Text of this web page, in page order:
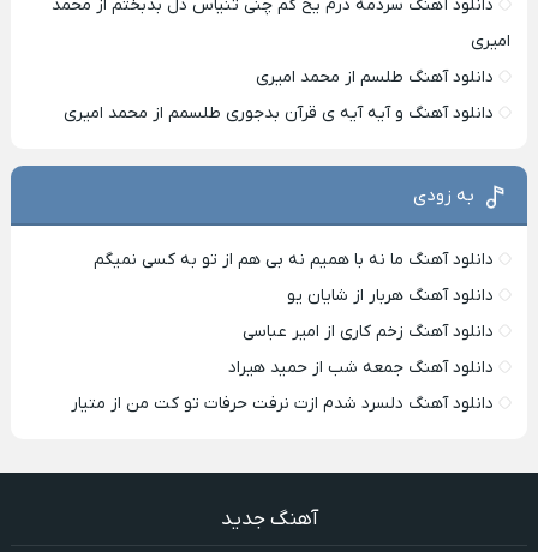
دانلود آهنگ سردمه درم یخ کم چنی تنیاس دل بدبختم از محمد
امیری
دانلود آهنگ طلسم از محمد امیری
دانلود آهنگ و آیه آیه ی قرآن بدجوری طلسمم از محمد امیری
به زودی
دانلود آهنگ ما نه با همیم نه بی هم از تو به کسی نمیگم
دانلود آهنگ هربار از شایان یو
دانلود آهنگ زخم کاری از امیر عباسی
دانلود آهنگ جمعه شب از حمید هیراد
دانلود آهنگ دلسرد شدم ازت نرفت حرفات تو کت من از متیار
آهنگ جدید